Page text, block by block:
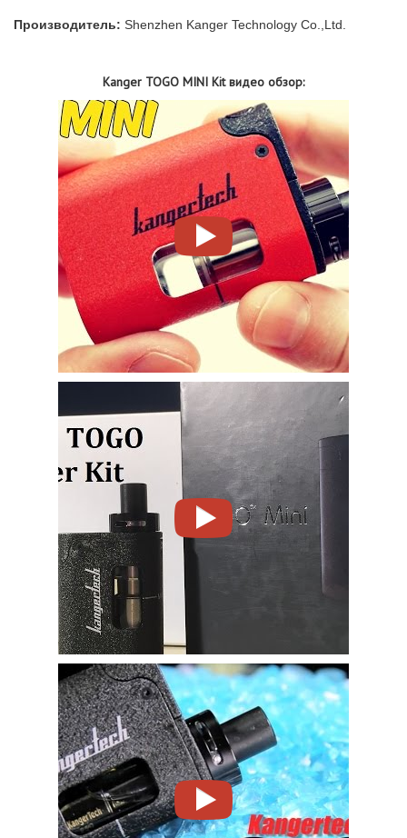
Производитель: Shenzhen Kanger Technology Co.,Ltd.
Kanger TOGO MINI Kit видео обзор: